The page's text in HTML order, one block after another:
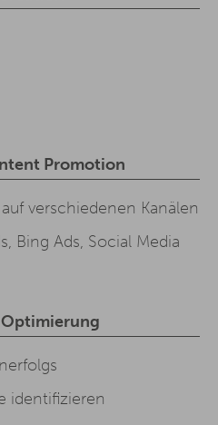
Promotion
verschiedenen Kanälen
Bing Ads, Social Media
identifizieren